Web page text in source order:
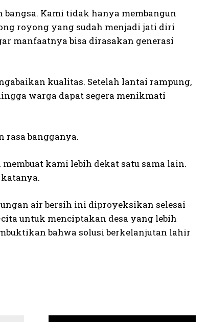
Kami tidak hanya membangun
royong yang sudah menjadi jati diri
manfaatnya bisa dirasakan generasi
kualitas. Setelah lantai rampung,
warga dapat segera menikmati
rasa bangganya.
kami lebih dekat satu sama lain.
air bersih ini diproyeksikan selesai
untuk menciptakan desa yang lebih
bahwa solusi berkelanjutan lahir